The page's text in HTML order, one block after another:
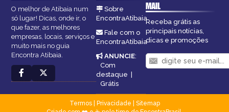
O melhor de Atibaia num
só lugar! Dicas, onde ir, o
que fazer, as melhores
empresas, locais, serviços e
muito mais no guia
Encontra Atibaia.
Sobre
EncontraAtibaia
Fale com o
EncontraAtibaia
ANUNCIE:
Com
destaque
Grátis
MAIL
Receba grátis as
principais notícias,
dicas e promoções
Termos| Privacidade
Sitemap